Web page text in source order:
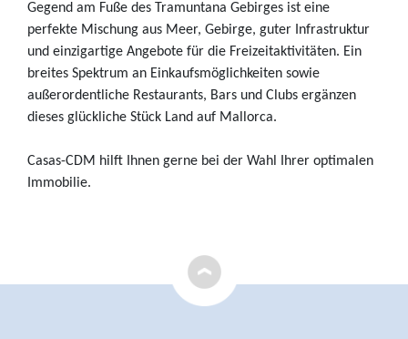
Gegend am Fuße des Tramuntana Gebirges ist eine
perfekte Mischung aus Meer, Gebirge, guter Infrastruktur
und einzigartige Angebote für die Freizeitaktivitäten. Ein
breites Spektrum an Einkaufsmöglichkeiten sowie
außerordentliche Restaurants, Bars und Clubs ergänzen
dieses glückliche Stück Land auf Mallorca.
Casas-CDM hilft Ihnen gerne bei der Wahl Ihrer optimalen
Immobilie.